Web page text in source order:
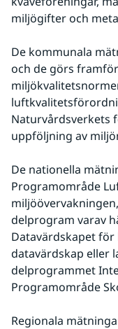
miljögifter och
De kommunala
och de görs
Naturvårdsverkets
uppföljning av
De nationella
Programområde
delprogram varav
Datavärdskapet
datavärdskap eller
delprogrammet
Programområde
Regionala